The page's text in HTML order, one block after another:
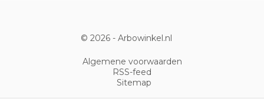
© 2026 - Arbowinkel.nl
Algemene voorwaarden
RSS-feed
Sitemap